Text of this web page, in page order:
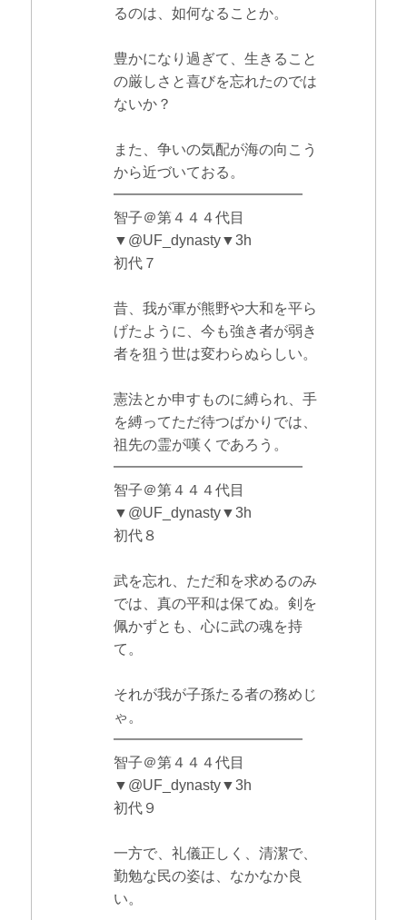
るのは、如何なることか。
豊かになり過ぎて、生きること
の厳しさと喜びを忘れたのでは
ないか？
また、争いの気配が海の向こう
から近づいておる。
━━━━━━━━━━━━━
智子＠第４４４代目
▼@UF_dynasty▼3h
初代７
昔、我が軍が熊野や大和を平ら
げたように、今も強き者が弱き
者を狙う世は変わらぬらしい。
憲法とか申すものに縛られ、手
を縛ってただ待つばかりでは、
祖先の霊が嘆くであろう。
━━━━━━━━━━━━━
智子＠第４４４代目
▼@UF_dynasty▼3h
初代８
武を忘れ、ただ和を求めるのみ
では、真の平和は保てぬ。剣を
佩かずとも、心に武の魂を持
て。
それが我が子孫たる者の務めじ
ゃ。
━━━━━━━━━━━━━
智子＠第４４４代目
▼@UF_dynasty▼3h
初代９
一方で、礼儀正しく、清潔で、
勤勉な民の姿は、なかなか良
い。